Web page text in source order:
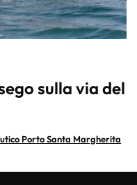
sulla via del
Porto Santa Margherita